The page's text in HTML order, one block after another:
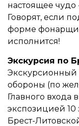
настоящее чудо
Говорят, если
форме
исполнится!
Экскурсия по
Экскурсионный
обороны (по
Главного входа
экспозицией 10
Брест-